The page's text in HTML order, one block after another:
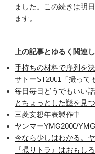
ました。この続きは明
ます。
上の記事とゆるく関連
手持ちの材料で序列を
サトーST2001「撮って
毎日毎日どうでもいい
とちょっとした謎を見
三菱妄想年表製作中
ヤンマーYMG2000/
今なら少しはわかる。
『撮りトラ』はおもし